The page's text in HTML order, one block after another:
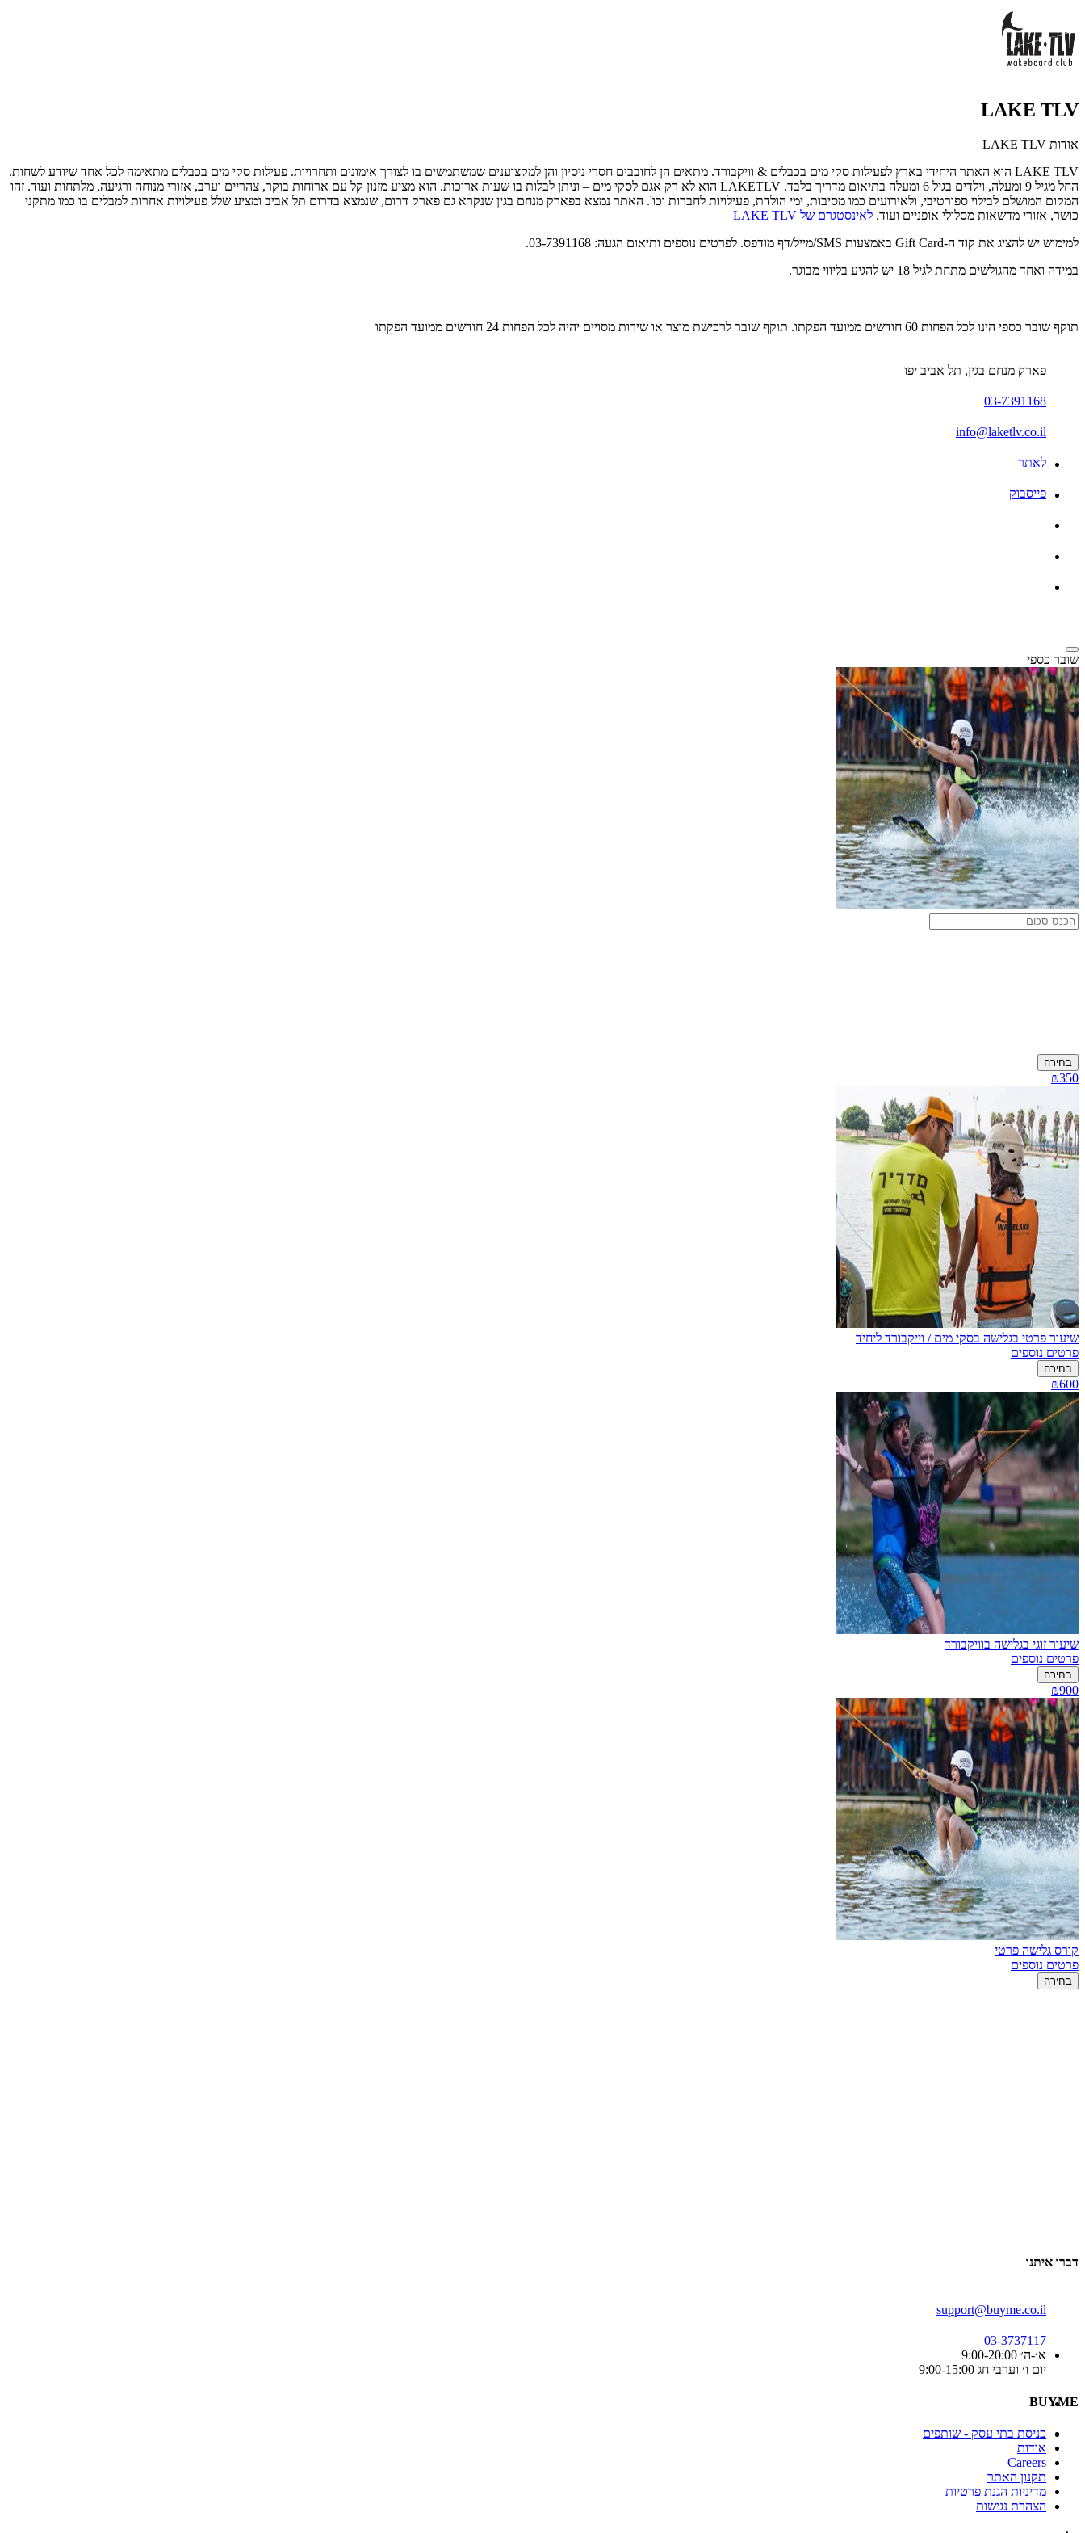
LAKE TLV
אודות LAKE TLV
LAKE TLV הוא האתר היחידי בארץ לפעילות סקי מים בכבלים & וויקבורד. מתאים הן לחובבים חסרי ניסיון והן למקצוענים שמשתמשים בו לצורך אימונים ותחרויות. פעילות סקי מים בכבלים מתאימה לכל אחד שיודע לשחות.
החל מגיל 9 ומעלה, וילדים בגיל 6 ומעלה בתיאום מדריך בלבד. LAKETLV הוא לא רק אגם לסקי מים – וניתן לבלות בו שעות ארוכות. הוא מציע מזנון קל עם ארוחות בוקר, צהריים וערב, אזורי מנוחה ורגיעה, מלתחות ועוד. זהו
המקום המושלם לבילוי ספורטיבי, ולאירועים כמו מסיבות, ימי הולדת, פעילויות לחברות וכו'. האתר נמצא בפארק מנחם בגין שנקרא גם פארק דרום, שנמצא בדרום תל אביב ומציע שלל פעילויות אחרות למבלים בו כמו מתקני
כושר, אזורי מדשאות מסלולי אופניים ועוד. לאינסטגרם של LAKE TLV
למימוש יש להציג את קוד ה-Gift Card באמצעות SMS/מייל/דף מודפס. לפרטים נוספים ותיאום הגעה: 03-7391168.
במידה ואחד מהגולשים מתחת לגיל 18 יש להגיע בליווי מבוגר.
תוקף שובר כספי הינו לכל הפחות 60 חודשים ממועד הפקתו. תוקף שובר לרכישת מוצר או שירות מסויים יהיה לכל הפחות 24 חודשים ממועד הפקתו
פארק מנחם בגין, תל אביב יפו
03-7391168
info@laketlv.co.il
לאתר
פייסבוק
שובר כספי
בחירה
₪350
שיעור פרטי בגלישה בסקי מים / וייקבורד ליחיד
פרטים נוספים
בחירה
₪600
שיעור זוגי בגלישה בוויקבורד
פרטים נוספים
בחירה
₪900
קורס גלישה פרטי
פרטים נוספים
בחירה
דברו איתנו
support@buyme.co.il
03-3737117
א׳-ה׳ 9:00-20:00
יום ו׳ וערבי חג 9:00-15:00
BUYME
כניסת בתי עסק - שותפים
אודות
Careers
תקנון האתר
מדיניות הגנת פרטיות
הצהרת נגישות